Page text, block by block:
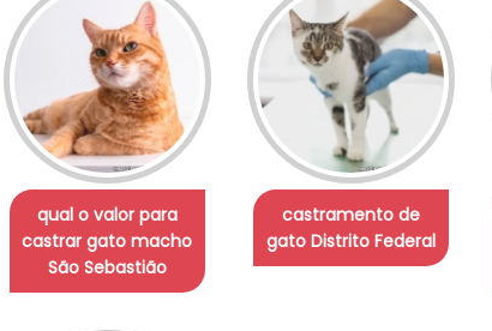
qual o valor para
castrar gato macho
São Sebastião
castramento de
gato Distrito Federal